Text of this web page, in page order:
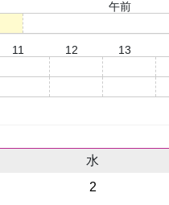
午前
11 12 13
水
2